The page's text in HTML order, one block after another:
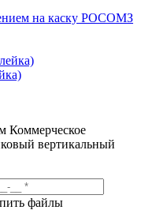
на каску РОСОМЗ
Коммерческое
вертикальный
файлы